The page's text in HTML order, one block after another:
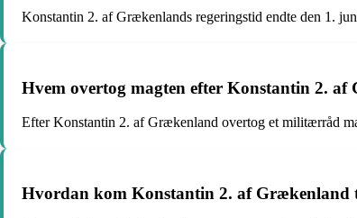
Konstantin 2. af Grækenlands regeringstid endte den 1.
Hvem overtog magten efter Konstantin 2. af
Efter Konstantin 2. af Grækenland overtog et militærråd
Hvordan kom Konstantin 2. af Grækenland